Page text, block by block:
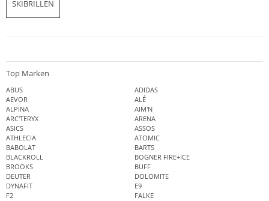
SKIBRILLEN
Top Marken
ABUS
ADIDAS
AEVOR
ALÉ
ALPINA
AIM'N
ARC'TERYX
ARENA
ASICS
ASSOS
ATHLECIA
ATOMIC
BABOLAT
BARTS
BLACKROLL
BOGNER FIRE+ICE
BROOKS
BUFF
DEUTER
DOLOMITE
DYNAFIT
E9
F2
FALKE